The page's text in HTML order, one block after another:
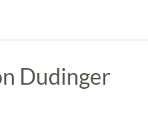
Dudinger